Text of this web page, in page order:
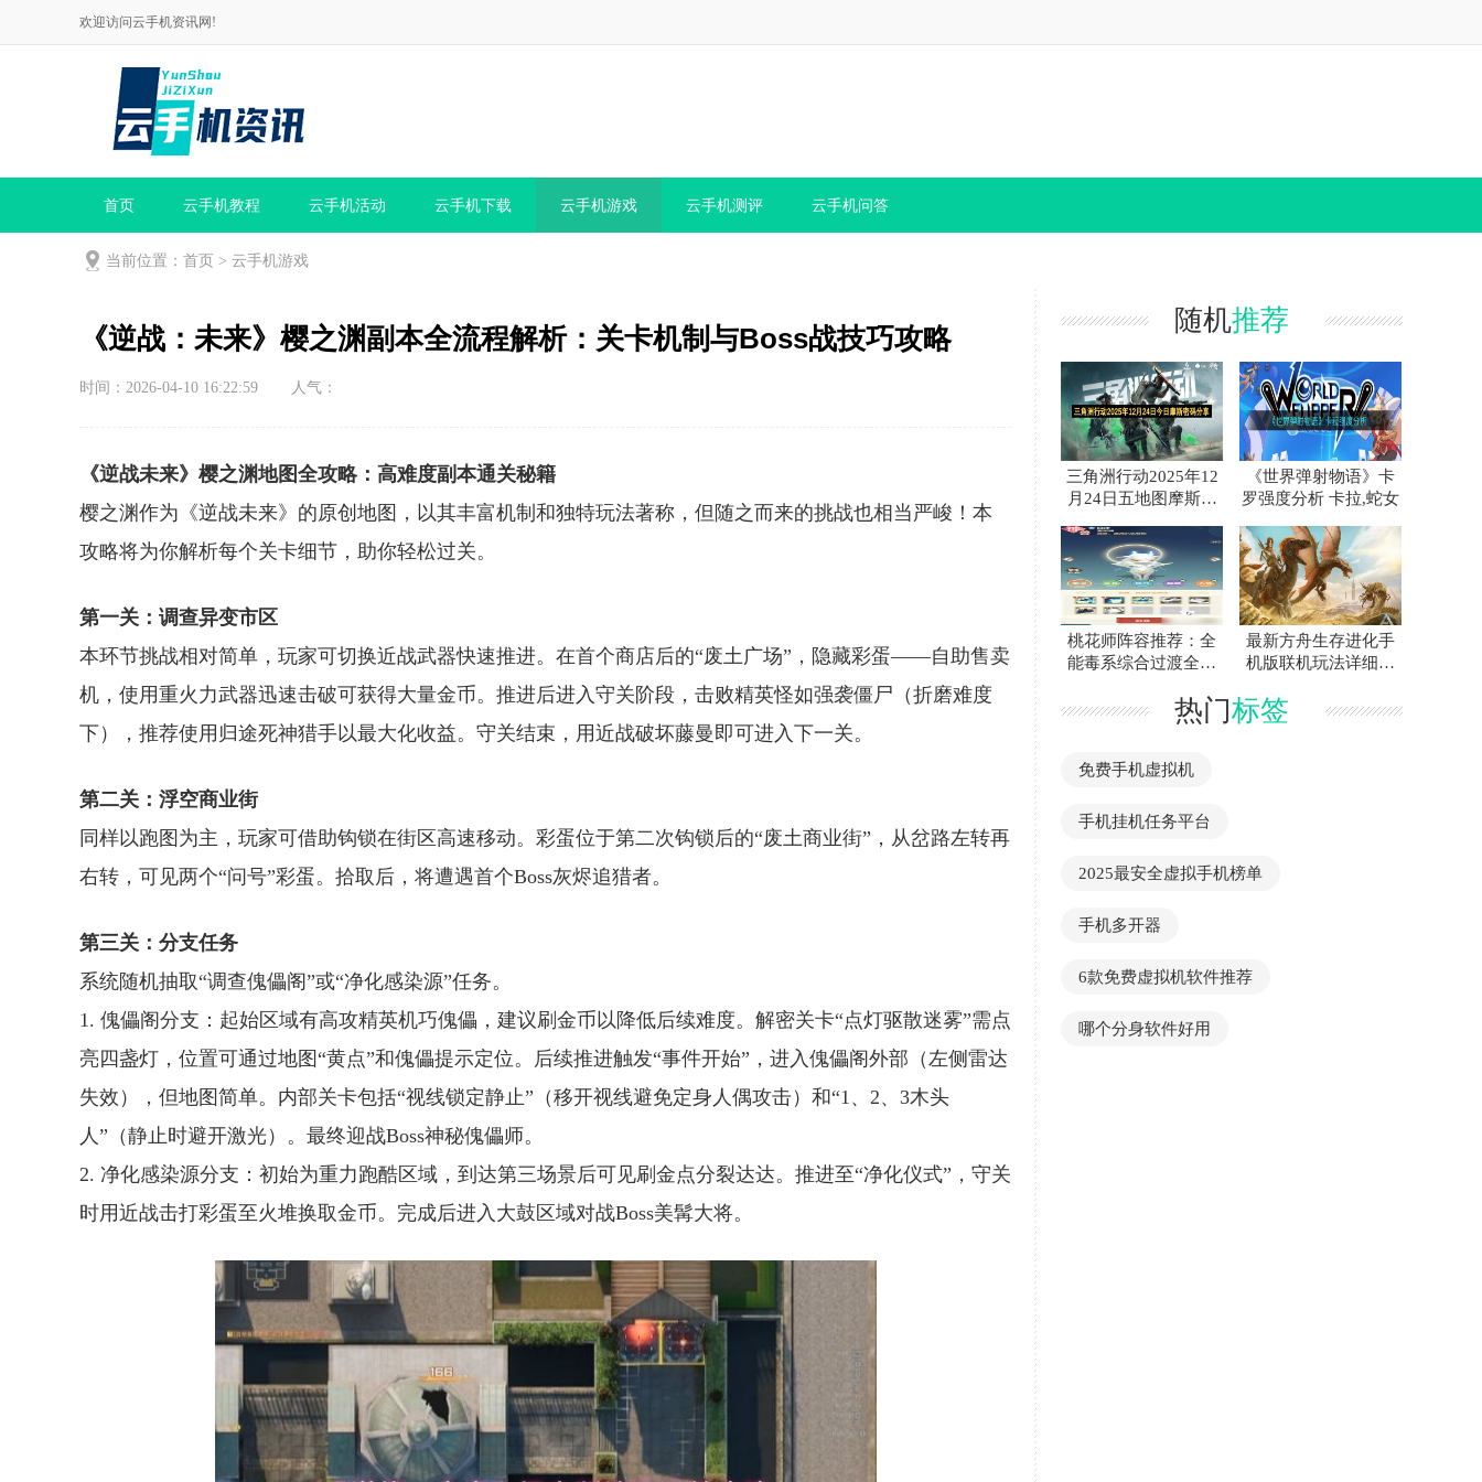
欢迎访问云手机资讯网!
首页 云手机教程 云手机活动 云手机下载 云手机游戏 云手机测评 云手机问答
当前位置： 首页 > 云手机游戏
《逆战：未来》樱之渊副本全流程解析：关卡机制与Boss战技巧攻略
时间：2026-04-10 16:22:59 人气：
《逆战未来》樱之渊地图全攻略：高难度副本通关秘籍
樱之渊作为《逆战未来》的原创地图，以其丰富机制和独特玩法著称，但随之而来的挑战也相当严峻！本
攻略将为你解析每个关卡细节，助你轻松过关。
第一关：调查异变市区
本环节挑战相对简单，玩家可切换近战武器快速推进。在首个商店后的“废土广场”，隐藏彩蛋——自助售卖
机，使用重火力武器迅速击破可获得大量金币。推进后进入守关阶段，击败精英怪如强袭僵尸（折磨难度
下），推荐使用归途死神猎手以最大化收益。守关结束，用近战破坏藤曼即可进入下一关。
第二关：浮空商业街
同样以跑图为主，玩家可借助钩锁在街区高速移动。彩蛋位于第二次钩锁后的“废土商业街”，从岔路左转再
右转，可见两个“问号”彩蛋。拾取后，将遭遇首个Boss灰烬追猎者。
第三关：分支任务
系统随机抽取“调查傀儡阁”或“净化感染源”任务。
1. 傀儡阁分支：起始区域有高攻精英机巧傀儡，建议刷金币以降低后续难度。解密关卡“点灯驱散迷雾”需点
亮四盏灯，位置可通过地图“黄点”和傀儡提示定位。后续推进触发“事件开始”，进入傀儡阁外部（左侧雷达
失效），但地图简单。内部关卡包括“视线锁定静止”（移开视线避免定身人偶攻击）和“1、2、3木头
人”（静止时避开激光）。最终迎战Boss神秘傀儡师。
2. 净化感染源分支：初始为重力跑酷区域，到达第三场景后可见刷金点分裂达达。推进至“净化仪式”，守关
时用近战击打彩蛋至火堆换取金币。完成后进入大鼓区域对战Boss美髯大将。
随机推荐
三角洲行动2025年12
月24日五地图摩斯密
《世界弹射物语》卡
罗强度分析 卡拉,蛇女
桃花师阵容推荐：全
能毒系综合过渡全攻
最新方舟生存进化手
机版联机玩法详细操
热门标签
免费手机虚拟机
手机挂机任务平台
2025最安全虚拟手机榜单
手机多开器
6款免费虚拟机软件推荐
哪个分身软件好用